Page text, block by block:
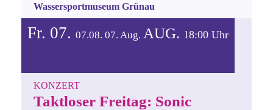
Wassersportmuseum Grünau
Fr. 07. 07.08. 07. Aug. AUG. 18:00 Uhr
KONZERT
Taktloser Freitag: Sonic